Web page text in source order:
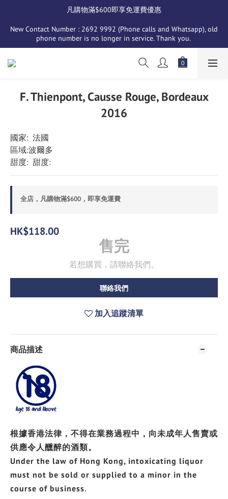
凡購物滿$600即享免運費優惠
New Contact Number : 2692 9992 (Phone calls and Whatsapp), old
phone number is no longer in service. Thank you.
F. Thienpont, Causse Rouge, Bordeaux
2016
國家:  法國
區域:波爾多
甜度:  甜度:
全店，凡購物滿$600，即享免運費
HK$118.00
售完
若想購買，請聯絡我們。
聯絡我們
加入追蹤清單
商品描述
根據香港法律，不得在業務過程中，向未成年人售賣或
供應令人醺醉的酒類。
Under the law of Hong Kong, intoxicating liquor
must not be sold or supplied to a minor in the
course of business.